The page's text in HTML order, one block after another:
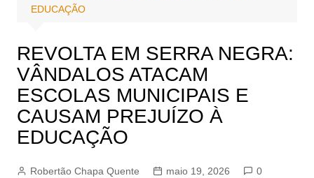
EDUCAÇÃO
REVOLTA EM SERRA NEGRA:
VÂNDALOS ATACAM
ESCOLAS MUNICIPAIS E
CAUSAM PREJUÍZO À
EDUCAÇÃO
Robertão Chapa Quente maio 19, 2026
0